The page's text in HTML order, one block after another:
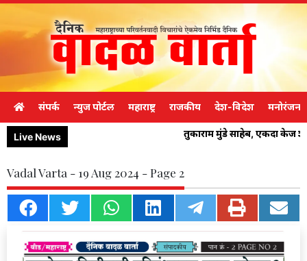
संपर्क न्युज पोर्टल महाराष्ट्र राजकीय देश-विदेश मनोरंजन
Live News तुकाराम मुंडे साहेब, एकदा केज
Vadal Varta - 19 Aug 2024 - Page 2